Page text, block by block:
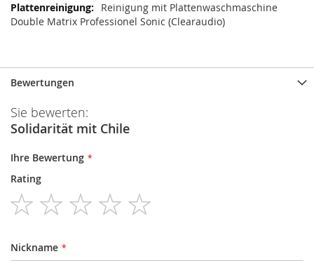
Reinigung mit Plattenwaschmaschine
Double Matrix Professionel Sonic (Clearaudio)
Bewertungen
Sie bewerten:
Solidarität mit Chile
Ihre Bewertung
Rating
1
star
2
stars
3
stars
4
stars
Nickname